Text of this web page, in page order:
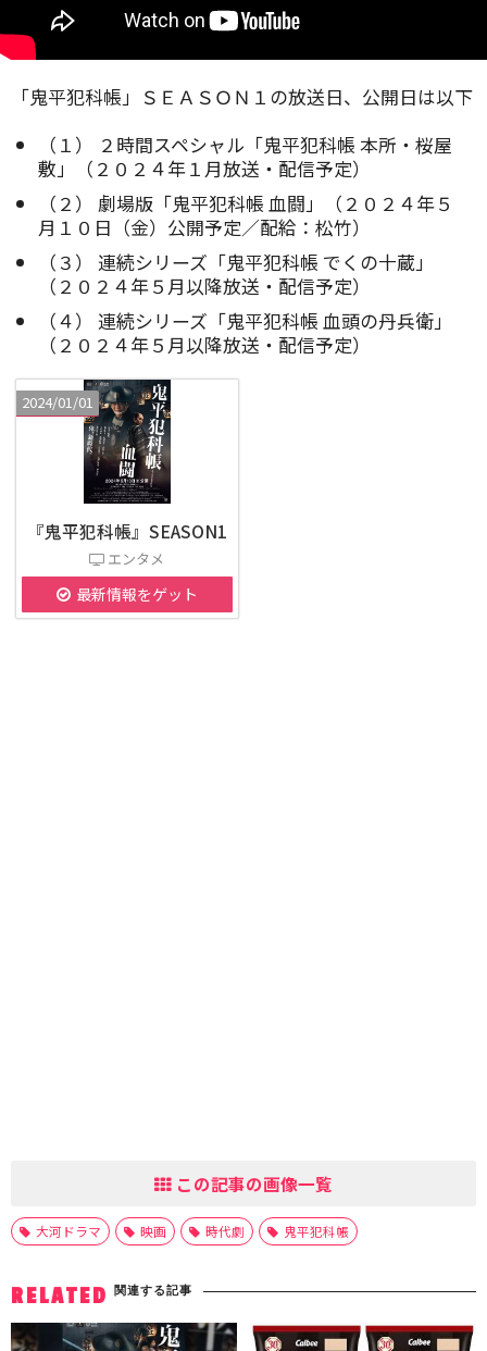
「鬼平犯科帳」ＳＥＡＳＯＮ１の放送日、公開日は以下
（１） ２時間スペシャル「鬼平犯科帳 本所・桜屋
敷」（２０２４年１月放送・配信予定）
（２） 劇場版「鬼平犯科帳 血闘」（２０２４年５
月１０日（金）公開予定／配給：松竹）
（３） 連続シリーズ「鬼平犯科帳 でくの十蔵」
（２０２４年５月以降放送・配信予定）
（４） 連続シリーズ「鬼平犯科帳 血頭の丹兵衛」
（２０２４年５月以降放送・配信予定）
2024/01/01
『鬼平犯科帳』SEASON1
エンタメ
最新情報をゲット
この記事の画像一覧
大河ドラマ 映画 時代劇 鬼平犯科帳
RELATED 関連する記事